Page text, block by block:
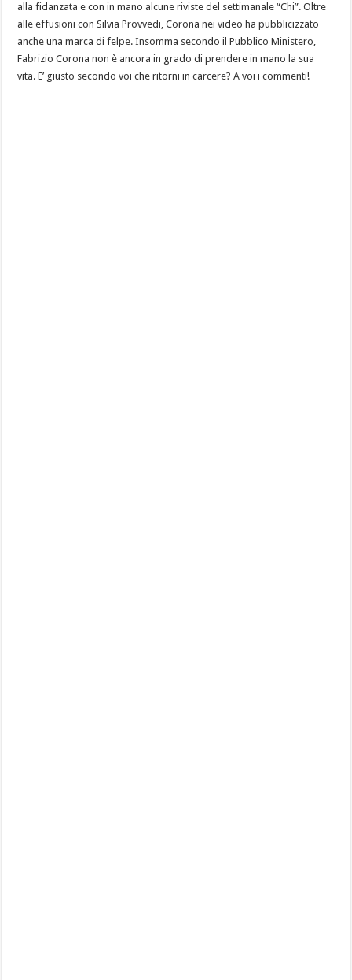
alla fidanzata e con in mano alcune riviste del settimanale “Chi”. Oltre
alle effusioni con Silvia Provvedi, Corona nei video ha pubblicizzato
anche una marca di felpe. Insomma secondo il Pubblico Ministero,
Fabrizio Corona non è ancora in grado di prendere in mano la sua
vita. E’ giusto secondo voi che ritorni in carcere? A voi i commenti!